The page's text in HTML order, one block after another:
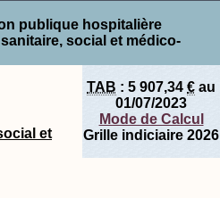
publique hospitalière
social et médico-
et
TAB : 5 907,34 € au
01/07/2023
Mode de Calcul
Grille indiciaire 2026